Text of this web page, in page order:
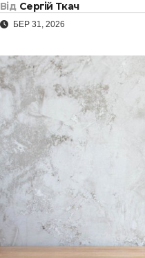
Від Сергій Ткач
БЕР 31, 2026